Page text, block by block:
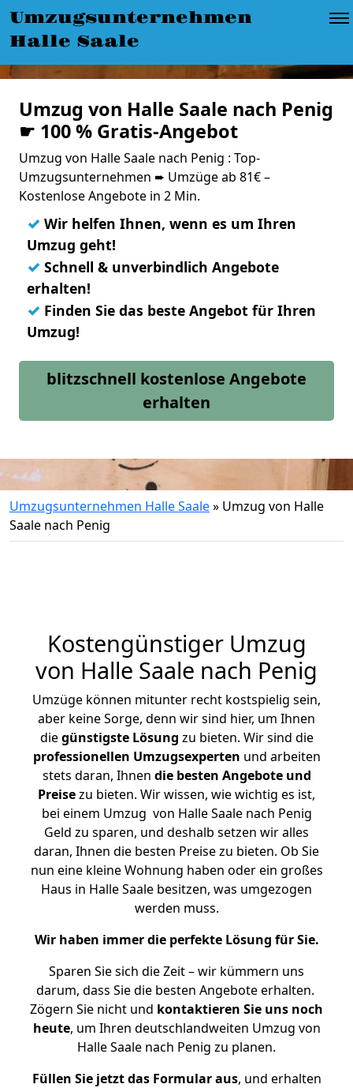
Umzugsunternehmen
Halle Saale
Umzug von Halle Saale nach Penig
☛ 100 % Gratis-Angebot
Umzug von Halle Saale nach Penig : Top-
Umzugsunternehmen ➨ Umzüge ab 81€ –
Kostenlose Angebote in 2 Min.
✓ Wir helfen Ihnen, wenn es um Ihren
Umzug geht!
✓ Schnell & unverbindlich Angebote
erhalten!
✓ Finden Sie das beste Angebot für Ihren
Umzug!
blitzschnell kostenlose Angebote
erhalten
Umzugsunternehmen Halle Saale» Umzug von Halle
Saale nach Penig
Kostengünstiger Umzug
von Halle Saale nach Penig
Umzüge können mitunter recht kostspielig sein,
aber keine Sorge, denn wir sind hier, um Ihnen
diegünstigste Lösung zu bieten. Wir sind die
professionellen Umzugsexperten und arbeiten
stets daran, Ihnen die besten Angebote und
Preisezu bieten. Wir wissen, wie wichtig es ist,
bei einem Umzug von Halle Saale nach Penig
Geld zu sparen, und deshalb setzen wir alles
daran, Ihnen die besten Preise zu bieten. Ob Sie
nun eine kleine Wohnung haben oder ein großes
Haus in Halle Saale besitzen, was umgezogen
werden muss.
Wir haben immer die perfekte Lösung für Sie.
Sparen Sie sich die Zeit – wir kümmern uns
darum, dass Sie die besten Angebote erhalten.
Zögern Sie nicht und kontaktieren Sie uns noch
heute, um Ihren deutschlandweiten Umzug von
Halle Saale nach Penig zu planen.
Füllen Sie jetzt das Formular aus, und erhalten